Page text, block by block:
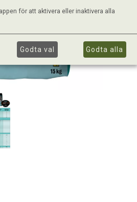
för att aktivera eller inaktivera alla
Godta val Godta alla